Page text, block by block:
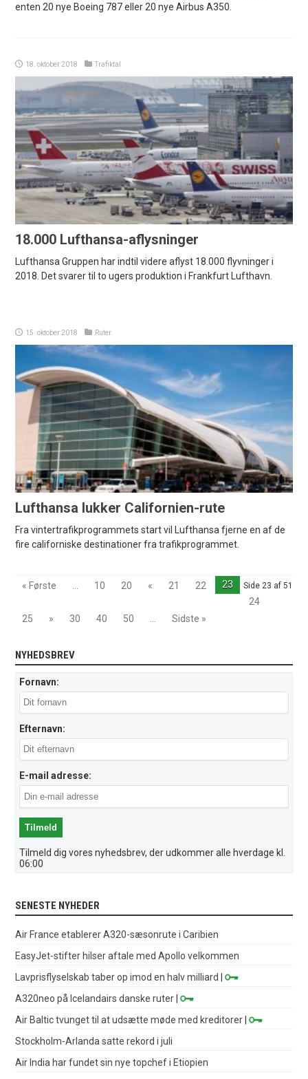
enten 20 nye Boeing 787 eller 20 nye Airbus A350.
18. oktober 2018 Trafiktal
18.000 Lufthansa-aflysninger
Lufthansa Gruppen har indtil videre aflyst 18.000 flyvninger i
2018. Det svarer til to ugers produktion i Frankfurt Lufthavn.
15. oktober 2018 Ruter
Lufthansa lukker Californien-rute
Fra vintertrafikprogrammets start vil Lufthansa fjerne en af de
fire californiske destinationer fra trafikprogrammet.
Side 23 af 51
« Første 10 20 « 21 22
23
24
25
» 30 40 50 Sidste »
NYHEDSBREV
Fornavn:
Efternavn:
E-mail adresse:
Tilmeld dig vores nyhedsbrev, der udkommer alle hverdage kl.
06:00
SENESTE NYHEDER
Air France etablerer A320-sæsonrute i Caribien
EasyJet-stifter hilser aftale med Apollo velkommen
Lavprisflyselskab taber op imod en halv milliard
|
A320neo på Icelandairs danske ruter |
Air Baltic tvunget til at udsætte møde med kreditorer |
Stockholm-Arlanda satte rekord i juli
Air India har fundet sin nye topchef i Etiopien